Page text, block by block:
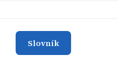
Slovník